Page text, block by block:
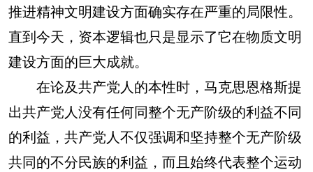
推进精神文明建设方面确实存在严重的局限性。
直到今天，资本逻辑也只是显示了它在物质文明
建设方面的巨大成就。
在论及共产党人的本性时，马克思恩格斯提
出共产党人没有任何同整个无产阶级的利益不同
的利益，共产党人不仅强调和坚持整个无产阶级
共同的不分民族的利益，而且始终代表整个运动